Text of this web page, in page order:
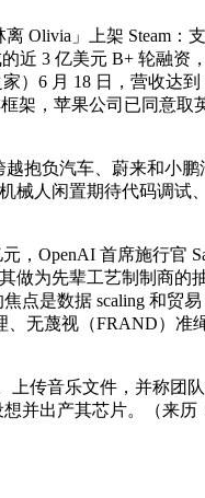
Olivia」上架 Steam：
近 3 亿美元 B+ 轮融
6 月 18 日，营收达到
架，苹果公司已同意
负汽车、蔚来和小鹏
人闲置期待代码调试
OpenAI 首席施行官
为先辈工艺制制商的
点是数据 scaling 和贸
无蔑视（FRAND）
传音乐文件，并称团
并出产其芯片。（来